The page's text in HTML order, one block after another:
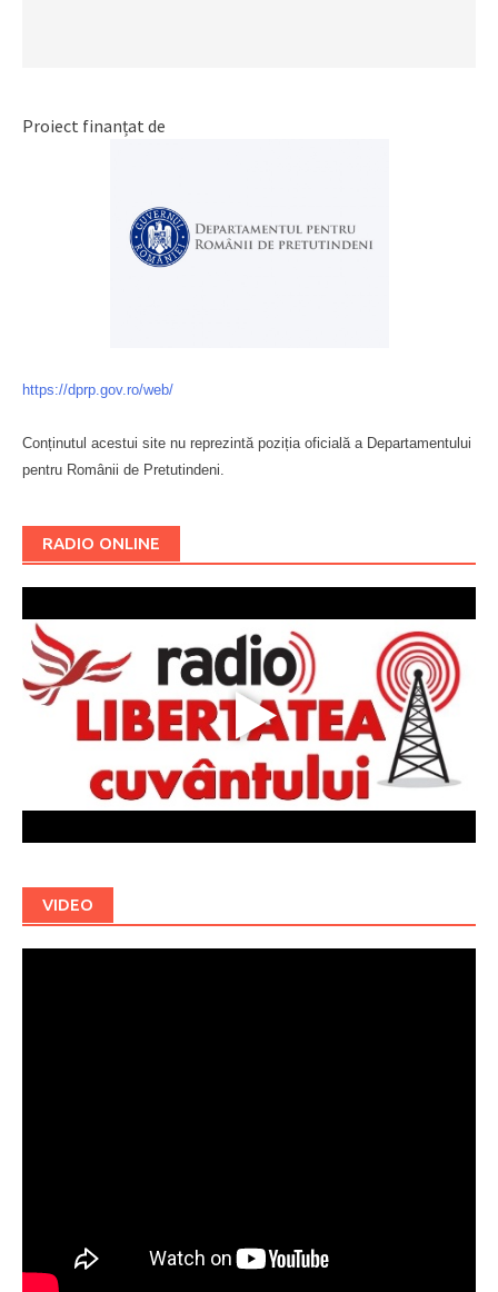
Proiect finanțat de
https://dprp.gov.ro/web/
Conținutul acestui site nu reprezintă poziția oficială a Departamentului
pentru Românii de Pretutindeni.
RADIO ONLINE
VIDEO